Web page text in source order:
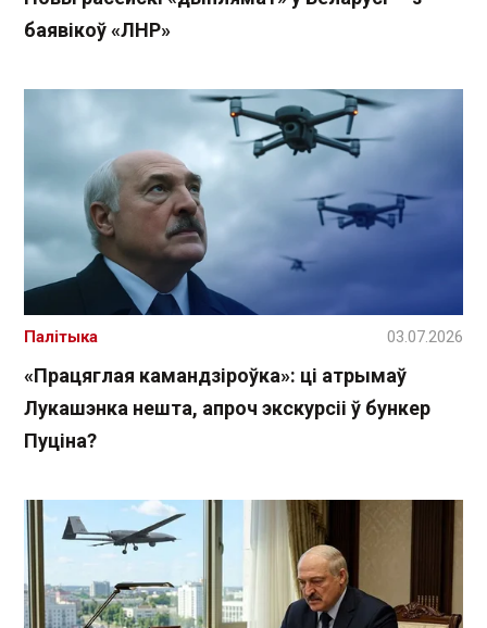
баявікоў «ЛНР»
«Працяглая камандзіроўка»: ці атрымаў
Лукашэнка нешта, апроч экскурсіі ў бункер
Пуціна?
Палітыка 03.07.2026